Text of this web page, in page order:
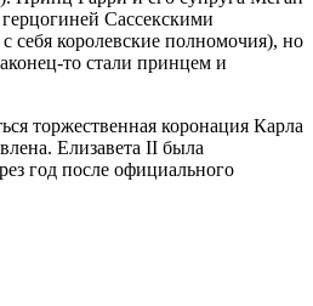
Сассекскими
себя королевские полномочия), но
то стали принцем и
торжественная коронация Карла
Елизавета II была
год после официального